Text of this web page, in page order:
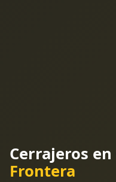
Cerrajeros en
Frontera